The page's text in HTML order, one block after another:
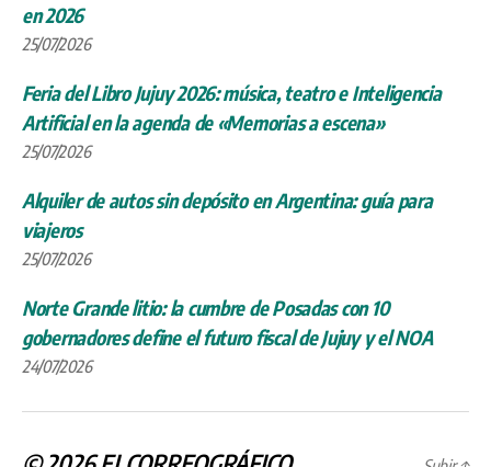
en 2026
25/07/2026
Feria del Libro Jujuy 2026: música, teatro e Inteligencia
Artificial en la agenda de «Memorias a escena»
25/07/2026
Alquiler de autos sin depósito en Argentina: guía para
viajeros
25/07/2026
Norte Grande litio: la cumbre de Posadas con 10
gobernadores define el futuro fiscal de Jujuy y el NOA
24/07/2026